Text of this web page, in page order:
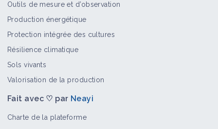
avec Alain Canet & Hervé Coves
Vidéo
commune Hervé Coves - Paysage in
Outils de mesure et d’observation
Production énergétique
Protection intégrée des cultures
Résilience climatique
Sols vivants
Valorisation de la production
Fait avec ♡ par Neayi
Charte de la plateforme